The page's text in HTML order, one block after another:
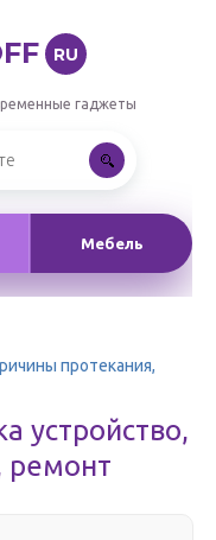
RU
гаджеты
Мебель
протекания,
устройство,
ремонт